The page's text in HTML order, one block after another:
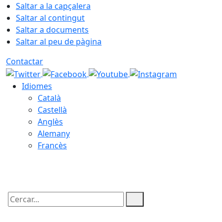
Saltar a la capçalera
Saltar al contingut
Saltar a documents
Saltar al peu de pàgina
Contactar
Idiomes
Català
Castellà
Anglès
Alemany
Francès
Cercar: